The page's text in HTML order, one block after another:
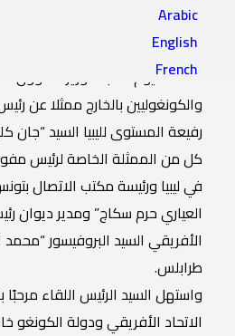
Arabic
English
French
استقبل السيد رئيس المجلس الأعلى
تكالة” اليوم السبت، وزير الشؤون
والكونغوليين بالخارج ممثلا عن
رفيعة المستوى لليبيا السيد
كل من الممثلة الخاصة لرئيس
في ليبيا ورئيسة مكتب الاتصال
العياري حرم سكاج” ومدير ديوان
الأفريقي السيد البروفيسور
طرابلس.
واستهل السيد الرئيس اللقاء
الاتحاد الأفريقي ودولة